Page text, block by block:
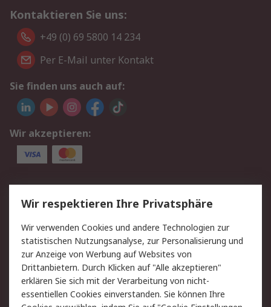
Kontaktieren Sie uns:
+49 (0) 69 5800 14 234
Per E-Mail unter Kontakt
Sie finden uns auch auf:
Wir akzeptieren:
Service
Value Added Services
Lieferlösungen
Rücksendungen
Kontakt
Hilfe
Privatkunden
Rechtliches
AGB Datenschutz
Wir respektieren Ihre Privatsphäre
Wir verwenden Cookies und andere Technologien zur
statistischen Nutzungsanalyse, zur Personalisierung und
zur Anzeige von Werbung auf Websites von
Drittanbietern. Durch Klicken auf "Alle akzeptieren"
erklären Sie sich mit der Verarbeitung von nicht-
essentiellen Cookies einverstanden. Sie können Ihre